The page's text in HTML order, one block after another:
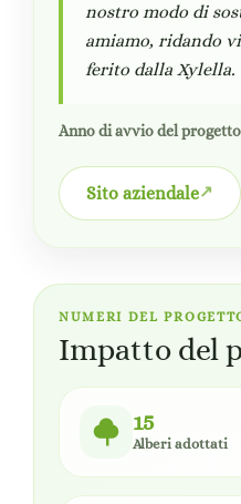
nostro modo di
amiamo, ridando
ferito dalla Xylella.
Anno di avvio del
Sito aziendale
NUMERI DEL
Impatto del
15
Alberi adottati